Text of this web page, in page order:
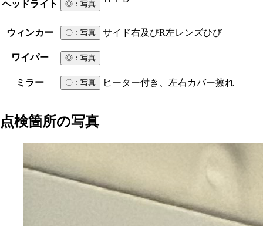
ヘッドライト ◎ ：写真
ウィンカー 〇 ：写真 サイド右及びR左レンズひび
ワイパー ◎ ：写真
ミラー 〇 ：写真 ヒーター付き、左右カバー擦れ
点検箇所の写真